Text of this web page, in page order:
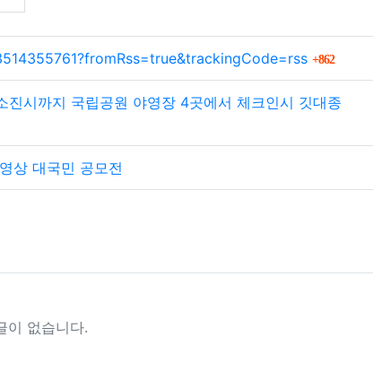
SNS 공유
862회 연결
시까지 국립공원 야영장 4곳에서 체크인시 깃대종
상 대국민 공모전
이 없습니다.